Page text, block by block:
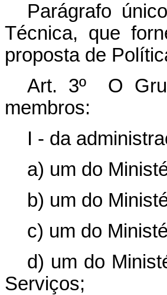
Parágrafo
Técnica, que
proposta de
Art. 3º O
membros:
I - da
a) um do
b) um do
c) um do
d) um do
Serviços;